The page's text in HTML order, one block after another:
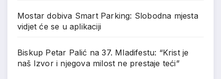
Mostar dobiva Smart Parking: Slobodna mjesta
vidjet će se u aplikaciji
Biskup Petar Palić na 37. Mladifestu: “Krist je
naš Izvor i njegova milost ne prestaje teći”